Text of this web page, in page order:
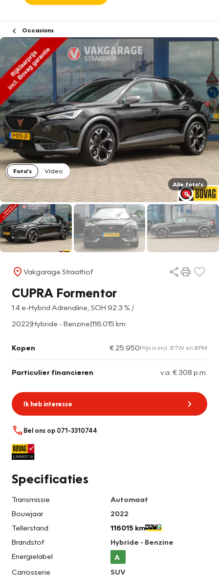
Occasions
Foto's
Video
Alle foto's
Vakgarage Straathof
CUPRA Formentor
1.4 e-Hybrid Adrenaline, SOH 92.3 % /
2022|Hybride - Benzine|116.015 km
Kopen € 25.950Prijs is incl. BTW en BPM
Particulier financieren v.a. € 308 p.m.
Ik heb interesse
Bel ons op 071-3310744
Specificaties
Transmissie
Automaat
Bouwjaar
2022
Tellerstand
116015 km
Brandstof
Hybride - Benzine
Energielabel
A
Carrosserie
SUV